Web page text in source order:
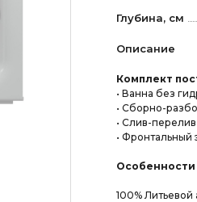
Глубина, см
Описание
Комплект
• Ванна без
• Сборно-
• Слив-перелив
• Фронтальный
Особенности
100%